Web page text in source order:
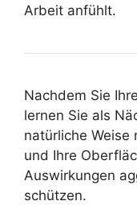
Arbeit anfühlt.
Nachdem Sie
lernen Sie als
natürliche Weise
und Ihre
Auswirkungen
schützen.